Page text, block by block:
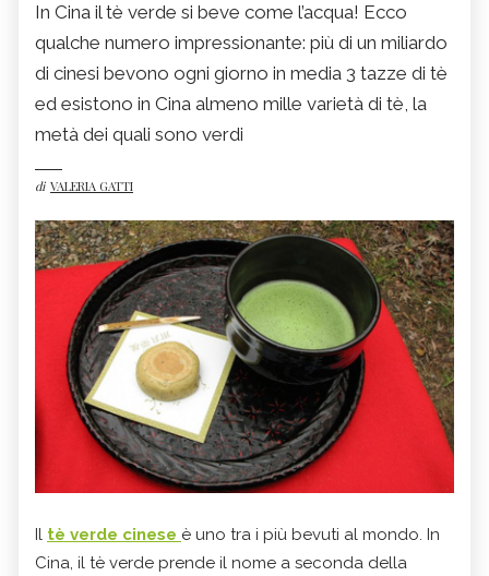
In Cina il tè verde si beve come l’acqua! Ecco
qualche numero impressionante: più di un miliardo
di cinesi bevono ogni giorno in media 3 tazze di tè
ed esistono in Cina almeno mille varietà di tè, la
metà dei quali sono verdi
di VALERIA GATTI
Il tè verde cinese è uno tra i più bevuti al mondo. In
Cina, il tè verde prende il nome a seconda della